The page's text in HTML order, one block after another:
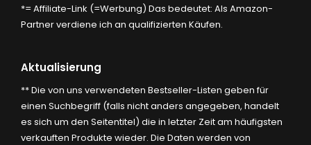
*= Affiliate-Link (=Werbung) Das bedeutet: Als Amazon-
Partner verdiene ich an qualifizierten Käufen.
Aktualisierung
** Die von uns verwendeten Bestseller-Listen geben für
einen Suchbegriff (falls nicht anders angegeben, handelt
es sich um den Seitentitel) die in letzter Zeit am häufigsten
verkauften Produkte wieder. Die Daten werden von